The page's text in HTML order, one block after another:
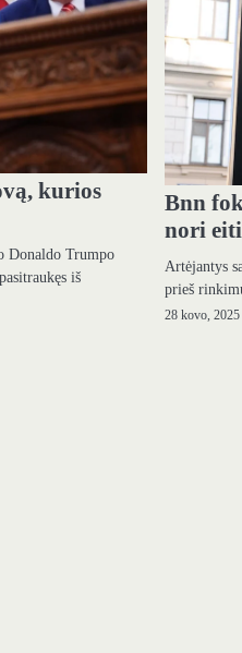
kurios
Donaldo Trumpo
iš
Bnn
nori
Artėjantys
prieš
28 kovo, 2025